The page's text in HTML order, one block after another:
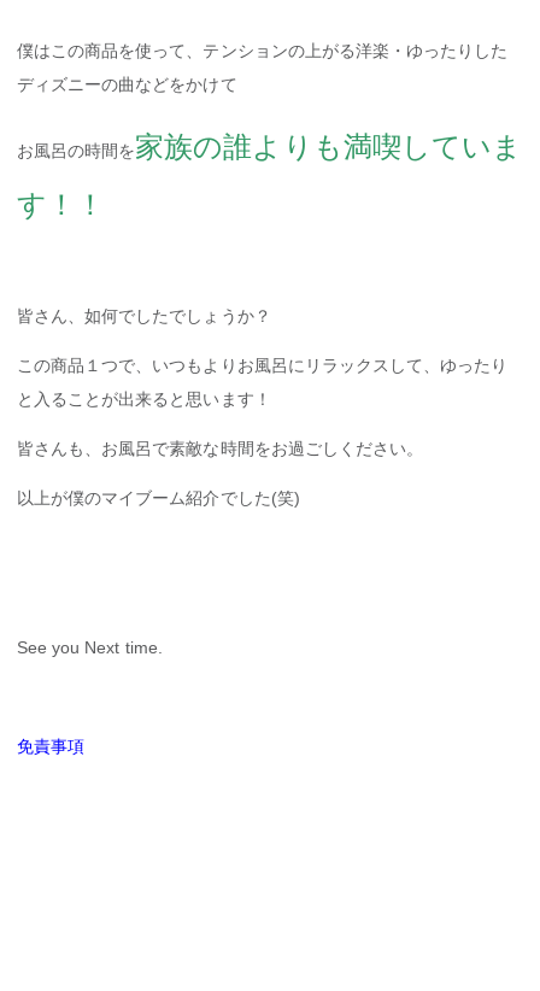
僕はこの商品を使って、テンションの上がる洋楽・ゆったりした
ディズニーの曲などをかけて
お風呂の時間を家族の誰よりも満喫していま
す！！
皆さん、如何でしたでしょうか？
この商品１つで、いつもよりお風呂にリラックスして、ゆったり
と入ることが出来ると思います！
皆さんも、お風呂で素敵な時間をお過ごしください。
以上が僕のマイブーム紹介でした(笑)
See you Next time.
免責事項